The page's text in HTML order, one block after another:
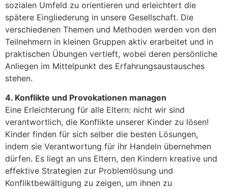
sozialen Umfeld zu orientieren und erleichtert die
spätere Eingliederung in unsere Gesellschaft. Die
verschiedenen Themen und Methoden werden von den
Teilnehmern in kleinen Gruppen aktiv erarbeitet und in
praktischen Übungen vertieft, wobei deren persönliche
Anliegen im Mittelpunkt des Erfahrungsaustausches
stehen.
4. Konflikte und Provokationen managen
Eine Erleichterung für alle Eltern: nicht wir sind
verantwortlich, die Konflikte unserer Kinder zu lösen!
Kinder finden für sich selber die besten Lösungen,
indem sie Verantwortung für ihr Handeln übernehmen
dürfen. Es liegt an uns Eltern, den Kindern kreative und
effektive Strategien zur Problemlösung und
Konfliktbewältigung zu zeigen, um ihnen zu